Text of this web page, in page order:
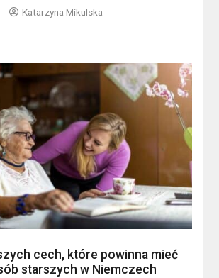
Katarzyna Mikulska
cech, które powinna mieć
starszych w Niemczech